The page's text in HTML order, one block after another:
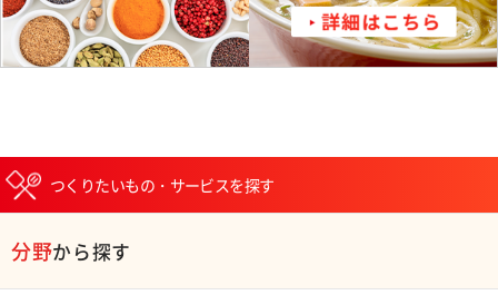
つくりたいもの・サービスを探す
分野から探す